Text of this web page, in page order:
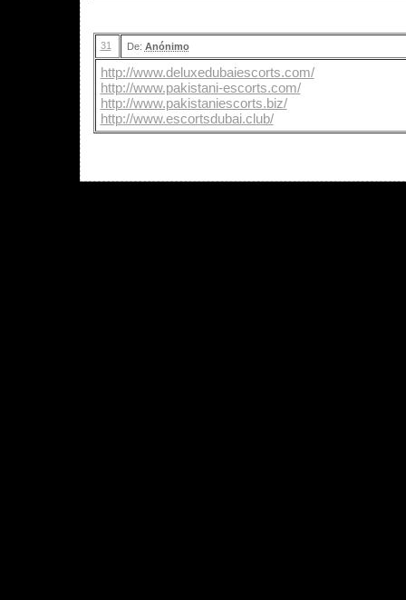
31 De: Anónimo
http://www.deluxedubaiescorts.com/
http://www.pakistani-escorts.com/
http://www.pakistaniescorts.biz/
http://www.escortsdubai.club/